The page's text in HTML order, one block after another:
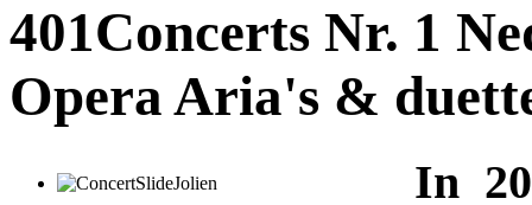
401Concerts Nr. 1
Opera Aria's &
In